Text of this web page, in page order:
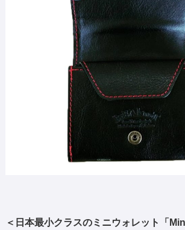
＜日本最小クラスのミニウォレット「